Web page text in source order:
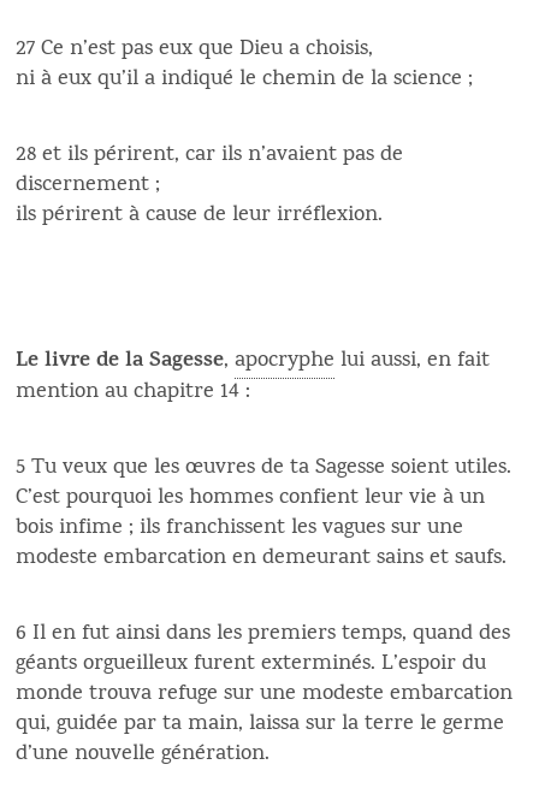
27 Ce n’est pas eux que Dieu a choisis,
ni à eux qu’il a indiqué le chemin de la science ;
28 et ils périrent, car ils n’avaient pas de
discernement ;
ils périrent à cause de leur irréflexion.
Le livre de la Sagesse,apocryphe lui aussi, en fait
mention au chapitre 14 :
5 Tu veux que les œuvres de ta Sagesse soient utiles.
C’est pourquoi les hommes confient leur vie à un
bois infime ; ils franchissent les vagues sur une
modeste embarcation en demeurant sains et saufs.
6 Il en fut ainsi dans les premiers temps, quand des
géants orgueilleux furent exterminés. L’espoir du
monde trouva refuge sur une modeste embarcation
qui, guidée par ta main, laissa sur la terre le germe
d’une nouvelle génération.